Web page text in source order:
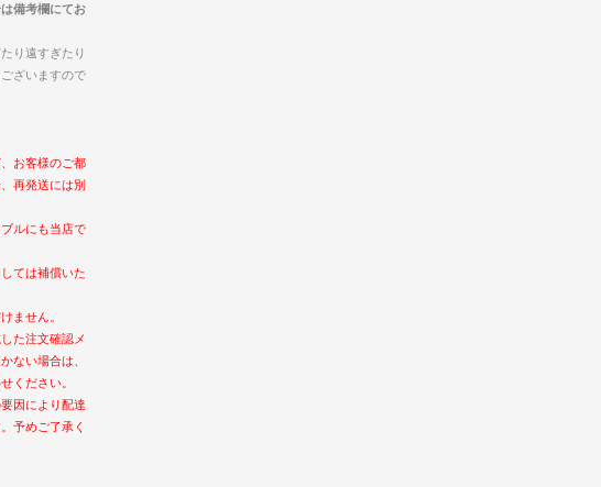
備考欄にてお
り遠すぎたり
ざいますので
お客様のご都
再発送には別
ルにも当店で
ては補償いた
ません。
た注文確認メ
ない場合は、
ください。
因により配達
予めご了承く